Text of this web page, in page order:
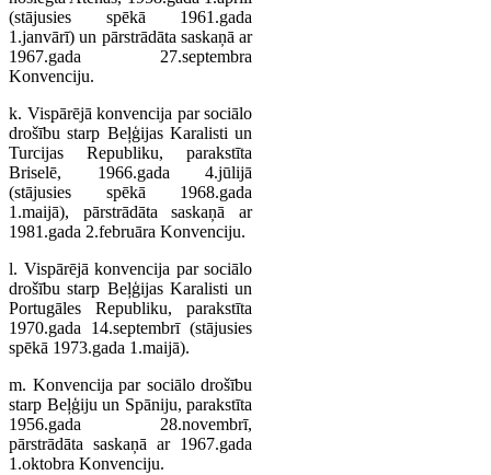
(stājusies spēkā 1961.gada
1.janvārī) un pārstrādāta saskaņā ar
1967.gada 27.septembra
Konvenciju.
k. Vispārējā konvencija par sociālo
drošību starp Beļģijas Karalisti un
Turcijas Republiku, parakstīta
Briselē, 1966.gada 4.jūlijā
(stājusies spēkā 1968.gada
1.maijā), pārstrādāta saskaņā ar
1981.gada 2.februāra Konvenciju.
l. Vispārējā konvencija par sociālo
drošību starp Beļģijas Karalisti un
Portugāles Republiku, parakstīta
1970.gada 14.septembrī (stājusies
spēkā 1973.gada 1.maijā).
m. Konvencija par sociālo drošību
starp Beļģiju un Spāniju, parakstīta
1956.gada 28.novembrī,
pārstrādāta saskaņā ar 1967.gada
1.oktobra Konvenciju.